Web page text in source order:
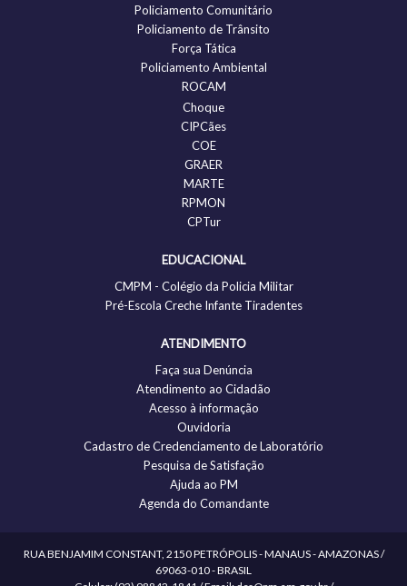
Policiamento Comunitário
Policiamento de Trânsito
Força Tática
Policiamento Ambiental
ROCAM
Choque
CIPCães
COE
GRAER
MARTE
RPMON
CPTur
EDUCACIONAL
CMPM - Colégio da Policia Militar
Pré-Escola Creche Infante Tiradentes
ATENDIMENTO
Faça sua Denúncia
Atendimento ao Cidadão
Acesso à informação
Ouvidoria
Cadastro de Credenciamento de Laboratório
Pesquisa de Satisfação
Ajuda ao PM
Agenda do Comandante
RUA BENJAMIM CONSTANT, 2150 PETRÓPOLIS - MANAUS - AMAZONAS /
69063-010 - BRASIL